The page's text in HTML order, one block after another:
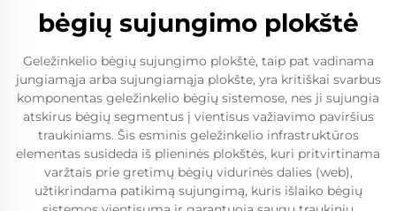
bėgių sujungimo plokštė
Geležinkelio bėgių sujungimo plokštė, taip pat vadinama
jungiamąja arba sujungiamąja plokšte, yra kritiškai svarbus
komponentas geležinkelio bėgių sistemose, nes ji sujungia
atskirus bėgių segmentus į vientisus važiavimo paviršius
traukiniams. Šis esminis geležinkelio infrastruktūros
elementas susideda iš plieninės plokštės, kuri pritvirtinama
varžtais prie gretimų bėgių vidurinės dalies (web),
užtikrindama patikimą sujungimą, kuris išlaiko bėgių